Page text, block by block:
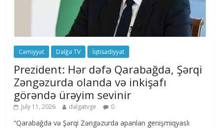
Cəmiyyət Dalğa TV İqtisadiyyat
Prezident: Hər dəfə Qarabağda, Şərqi
Zəngəzurda olanda və inkişafı
görəndə ürəyim sevinir
July 11, 2026 dalgatvge 0
“Qarabağda və Şərqi Zəngəzurda aparılan genişmiqyaslı